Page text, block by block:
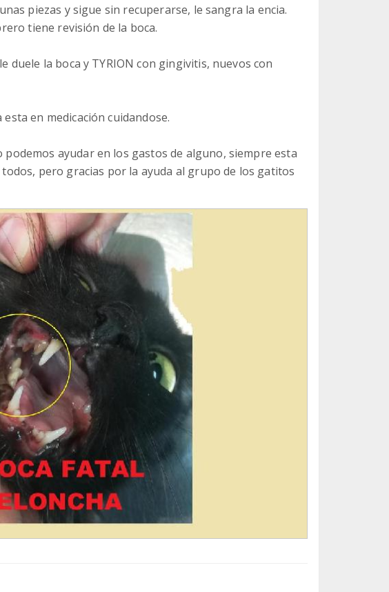
piezas y sigue sin recuperarse, le sangra la encia.
tiene revisión de la boca.
duele la boca y TYRION con gingivitis, nuevos con
en medicación cuidandose.
ayudar en los gastos de alguno, siempre esta
pero gracias por la ayuda al grupo de los gatitos